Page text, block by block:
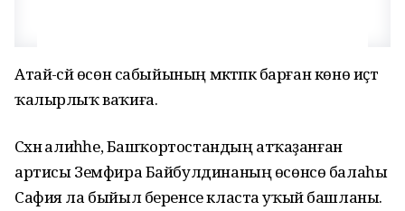
Атай-әсәй өсөн сабыйының мәктәпкә барған көнө иҫтә
ҡалырлыҡ ваҡиға.
Сәхнә алиһәһе, Башҡортостандың атҡаҙанған
артисы Земфира Байбулдинаның өсөнсө балаһы
Сафия ла быйыл беренсе класта уҡый башланы.